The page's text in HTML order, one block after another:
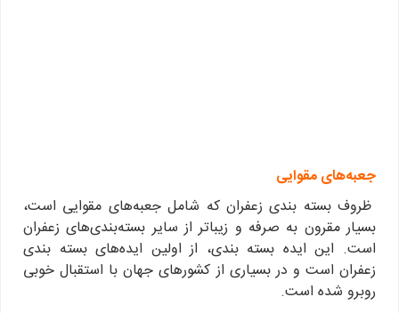
جعبه‌های مقوایی
ظروف بسته بندی زعفران که شامل جعبه‌های مقوایی است،
بسیار مقرون به صرفه و زیبا‌تر از سایر بسته‌بندی‌های زعفران
است. این ایده بسته بندی، از اولین ایده‌های بسته بندی
زعفران است و در بسیاری از کشورهای جهان با استقبال خوبی
روبرو شده است.